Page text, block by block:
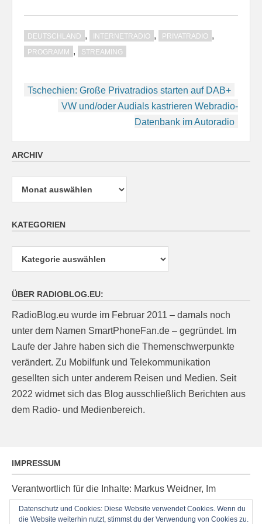
DEUTSCHLAND , INTERNETRADIO , PRIVATRADIO ,
PROGRAMM , STREAMING
Beitragsnavigation
Tschechien: Große Privatradios starten auf DAB+
VW und/oder Audials kastrieren Webradio-
Datenbank im Autoradio
ARCHIV
Archiv
KATEGORIEN
ÜBER RADIOBLOG.EU:
RadioBlog.eu wurde im Februar 2011 – damals noch
unter dem Namen SmartPhoneFan.de – gegründet. Im
Laufe der Jahre haben sich die Themenschwerpunkte
verändert. Zu Mobilfunk und Telekommunikation
gesellten sich unter anderem Reisen und Medien. Seit
2022 widmet sich das Blog ausschließlich Berichten aus
dem Radio- und Medienbereich.
IMPRESSUM
Verantwortlich für die Inhalte: Markus Weidner, Im
Ziegelacker 20, D-63599 Biebergemünd, E-Mail:
post@radioblog.eu
Datenschutz und Cookies: Diese Website verwendet Cookies. Wenn du
die Website weiterhin nutzt, stimmst du der Verwendung von Cookies zu.